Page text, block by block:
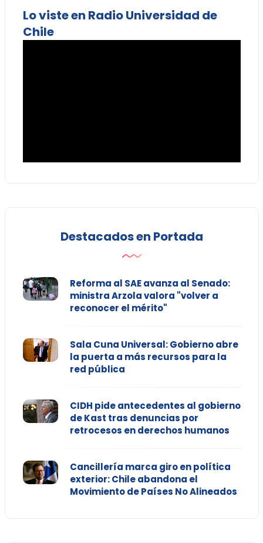
Lo viste en Radio Universidad de
Chile
Destacados en Portada
Reforma al SAE avanza al Senado:
ministra Arzola valora "volver a
reconocer el mérito"
Sala Cuna Universal: Gobierno abre
la puerta a más recursos para la
red pública
CIDH pide antecedentes al gobierno
de Kast tras denuncias por
retrocesos en derechos humanos
Cancillería marca giro en política
exterior: Chile abandona el
Movimiento de Países No Alineados